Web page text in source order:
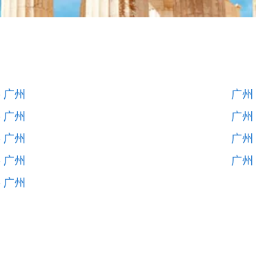
广州
广
广州
广
广州
广
广州
广
广州